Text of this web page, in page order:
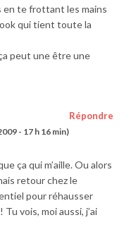
en te frottant les mains
qui tient toute la
peut une être une
- 17 h 16 min)
Répondre
ça qui m’aille. Ou alors
retour chez le
pour réhausser
vois, moi aussi, j’ai